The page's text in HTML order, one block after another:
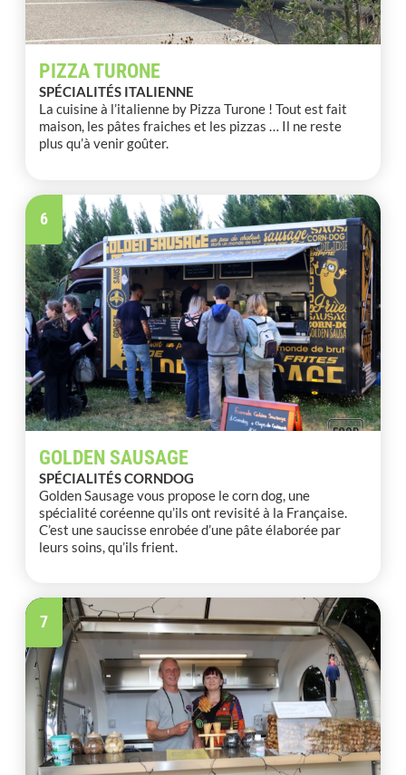
PIZZA TURONE
SPÉCIALITÉS ITALIENNE
La cuisine à l’italienne by Pizza Turone ! Tout est fait
maison, les pâtes fraiches et les pizzas … Il ne reste
plus qu’à venir goûter.
6
GOLDEN SAUSAGE
SPÉCIALITÉS CORNDOG
Golden Sausage vous propose le corn dog, une
spécialité coréenne qu’ils ont revisité à la Française.
C’est une saucisse enrobée d’une pâte élaborée par
leurs soins, qu’ils frient.
7